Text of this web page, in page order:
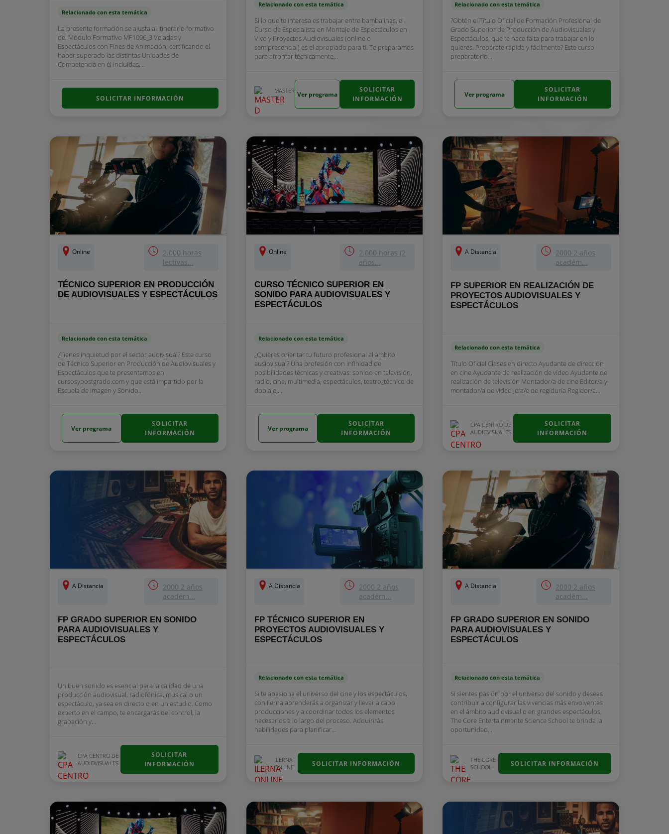
Relacionado con esta temática
La presente formación se ajusta al itinerario formativo
del Módulo Formativo MF1096_3 Veladas y
Espectáculos con Fines de Animación, certificando el
haber superado las distintas Unidades de
Competencia en él incluidas,...
SOLICITAR INFORMACIÓN
Relacionado con esta temática
Si lo que te interesa es trabajar entre bambalinas, el
Curso de Especialista en Montaje de Espectáculos en
Vivo y Proyectos Audiovisuales (online o
semipresencial) es el apropiado para ti. Te preparamos
para afrontar técnicamente...
MASTER
D
Ver programa
SOLICITAR
INFORMACIÓN
Relacionado con esta temática
?Obtén el Título Oficial de Formación Profesional de
Grado Superior de Producción de Audiovisuales y
Espectáculos, que te hace falta para trabajar en lo
quieres. Prepárate rápida y fácilmente? Este curso
preparatorio...
Ver programa
SOLICITAR
INFORMACIÓN
Online
2.000 horas
lectivas...
TÉCNICO SUPERIOR EN PRODUCCIÓN
DE AUDIOVISUALES Y ESPECTÁCULOS
Relacionado con esta temática
¿Tienes inquietud por el sector audivisual? Este curso
de Técnico Superior en Producción de Audiovisuales y
Espectáculos que te presentamos en
cursosypostgrado.com y que está impartido por la
Escuela de Imagen y Sonido...
Ver programa
SOLICITAR
INFORMACIÓN
Online
2.000 horas (2
años...
CURSO TÉCNICO SUPERIOR EN
SONIDO PARA AUDIOVISUALES Y
ESPECTÁCULOS
Relacionado con esta temática
¿Quieres orientar tu futuro profesional al ámbito
ausiovisual? Una profesión con infinidad de
posibilidades técnicas y creativas: sonido en televisión,
radio, cine, multimedia, espectáculos, teatro¿técnico de
doblaje,...
Ver programa
SOLICITAR
INFORMACIÓN
A Distancia
2000 2 años
académ...
FP SUPERIOR EN REALIZACIÓN DE
PROYECTOS AUDIOVISUALES Y
ESPECTÁCULOS
Relacionado con esta temática
Título Oficial Clases en directo Ayudante de dirección
en cine Ayudante de realización de vídeo Ayudante de
realización de televisión Montador/a de cine Editor/a y
montador/a de vídeo Jefa/e de regiduría Regidor/a...
CPA CENTRO DE
AUDIOVISUALES
SOLICITAR
INFORMACIÓN
A Distancia
2000 2 años
académ...
FP GRADO SUPERIOR EN SONIDO
PARA AUDIOVISUALES Y
ESPECTÁCULOS
Un buen sonido es esencial para la calidad de una
producción audiovisual, radiofónica, musical o un
espectáculo, ya sea en directo o en un estudio. Como
experto en el campo, te encargarás del control, la
grabación y...
CPA CENTRO DE
AUDIOVISUALES
SOLICITAR
INFORMACIÓN
A Distancia
2000 2 años
académ...
FP TÉCNICO SUPERIOR EN
PROYECTOS AUDIOVISUALES Y
ESPECTÁCULOS
Relacionado con esta temática
Si te apasiona el universo del cine y los espectáculos,
con Ilerna aprenderás a organizar y llevar a cabo
producciones y a coordinar todos los elementos
necesarios a lo largo del proceso. Adquirirás
habilidades para planificar...
ILERNA
ONLINE
SOLICITAR INFORMACIÓN
A Distancia
2000 2 años
académ...
FP GRADO SUPERIOR EN SONIDO
PARA AUDIOVISUALES Y
ESPECTÁCULOS
Relacionado con esta temática
Si sientes pasión por el universo del sonido y deseas
contribuir a configurar las vivencias más envolventes
en el ámbito audiovisual o en grandes espectáculos,
The Core Entertainmente Science School te brinda la
oportunidad...
THE CORE
SCHOOL
SOLICITAR INFORMACIÓN